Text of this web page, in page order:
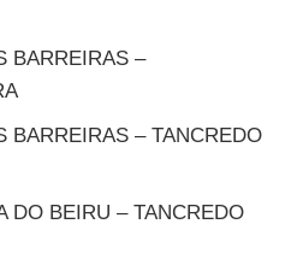
BARREIRAS –
BARREIRAS – TANCREDO
DO BEIRU – TANCREDO